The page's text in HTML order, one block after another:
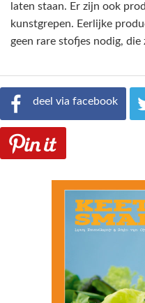
laten staan. Er zijn ook
kunstgrepen. Eerlijke
geen rare stofjes nodig,
deel via facebook